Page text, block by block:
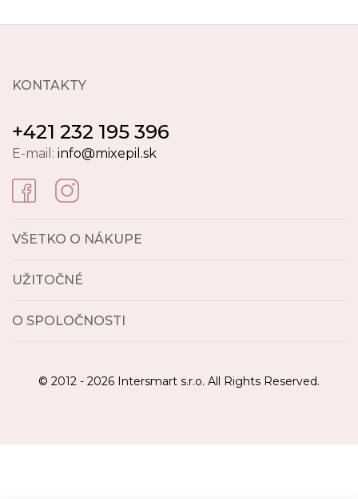
KONTAKTY
+421 232 195 396
E-mail: info@mixepil.sk
VŠETKO O NÁKUPE
UŽITOČNÉ
O SPOLOČNOSTI
© 2012 - 2026 Intersmart s.r.o. All Rights Reserved.